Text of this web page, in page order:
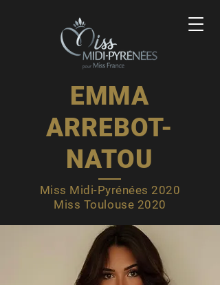
EMMA
ARREBOT-
NATOU
Miss Midi-Pyrénées 2020
Miss Toulouse 2020